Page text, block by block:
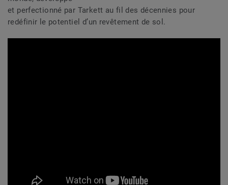
et perfectionné par Tarkett au fil des décennies pour
redéfinir le potentiel d’un revêtement de sol.